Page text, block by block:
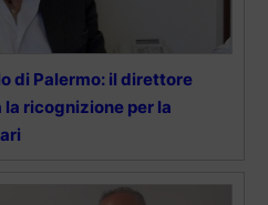
di Palermo: il direttore
ricognizione per la